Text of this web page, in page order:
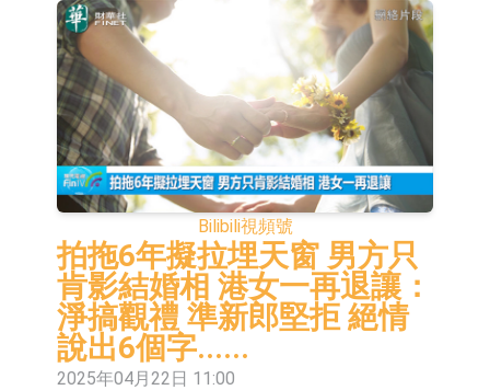
海"系列智算模組 系列產品基於國產
CPU與GPU構建
【異動股】醫療研發外包板塊拉升，
博騰股份(300363.CN)漲20.02%
日韓股市收盤雙雙下跌
依米康：海外交付以東南亞、中東市
場為主 並已取得歐美相關認證
上交所：財通多策略福鑫定期開放靈
活配置混合型發起式證券投資基金臨
時停牌
上交所：景順長城全球半導體芯片產
業股票型證券投資基金臨時停牌
【異動股】港股跌幅榜前十，卡森國
際(00496.HK)跌22.40%，九福來
(08611.HK)跌21.01%
【異動股】港股漲幅榜前十，拿森科
技(02261.HK)漲+75.05%，辰興發展
(02286.HK)漲+64.91%
神火股份：新疆神火鋁水轉化率已
100%
【異動股】焦炭Ⅲ板塊下挫，陝西黑
Bilibili視頻號
拍拖6年擬拉埋天窗 男方只
肯影結婚相 港女一再退讓：
淨搞觀禮 準新郎堅拒 絕情
說出6個字......
2025年04月22日 11:00